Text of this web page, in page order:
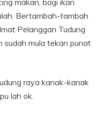
makan, bagi ikan
Bertambah-tambah
Pelanggan Tudung
sudah mula tekan punat
raya kanak-kanak
lah ok.